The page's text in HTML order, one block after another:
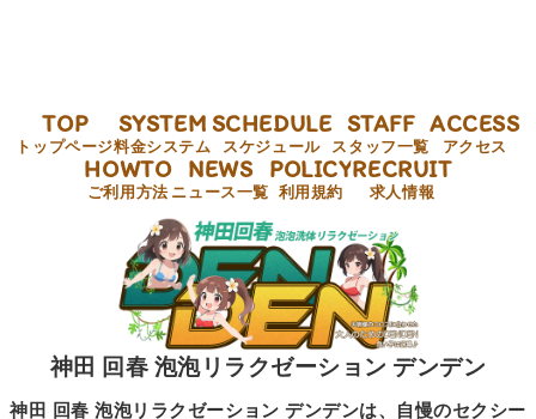
TOP
トップページ
SYSTEM
料金システム
SCHEDULE
スケジュール
STAFF
スタッフ一覧
ACCESS
アクセス
HOWTO
ご利用方法
NEWS
ニュース一覧
POLICY
利用規約
RECRUIT
求人情報
神田 回春 泡泡リラクゼーション デンデン
神田 回春 泡泡リラクゼーション デンデンは、自慢のセクシー